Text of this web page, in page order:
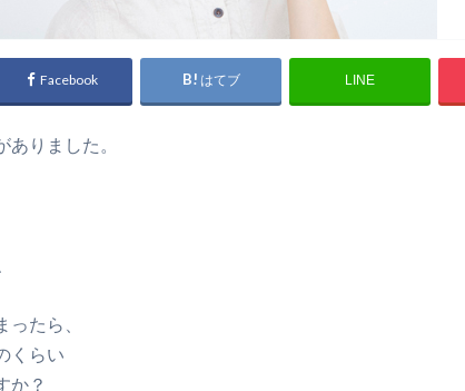
Facebook はてブ LINE
りました。
たら、
くらい
か？